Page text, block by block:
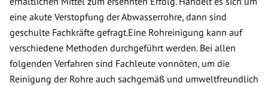
eine akute Verstopfung der Abwasserrohre, dann sind
geschulte Fachkräfte gefragt.Eine Rohreinigung kann auf
verschiedene Methoden durchgeführt werden. Bei allen
folgenden Verfahren sind Fachleute vonnöten, um die
Reinigung der Rohre auch sachgemäß und umweltfreundlich